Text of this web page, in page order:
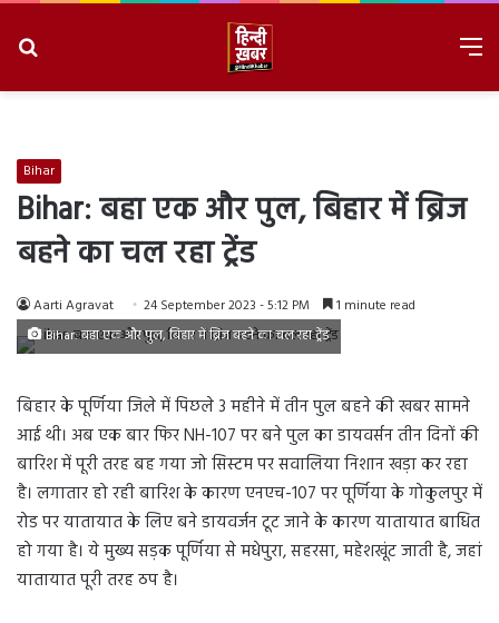
Bihar
Bihar: बहा एक और पुल, बिहार में ब्रिज
बहने का चल रहा ट्रेंड
Aarti Agravat 24 September 2023 - 5:12 PM 1 minute read
Bihar: बहा एक और पुल, बिहार में ब्रिज बहने का चल रहा ट्रेंड
बिहार के पूर्णिया जिले में पिछले 3 महीने में तीन पुल बहने की खबर सामने
आई थी। अब एक बार फिर NH-107 पर बने पुल का डायवर्सन तीन दिनों की
बारिश में पूरी तरह बह गया जो सिस्टम पर सवालिया निशान खड़ा कर रहा
है। लगातार हो रही बारिश के कारण एनएच-107 पर पूर्णिया के गोकुलपुर में
रोड पर यातायात के लिए बने डायवर्जन टूट जाने के कारण यातायात बाधित
हो गया है। ये मुख्य सड़क पूर्णिया से मधेपुरा, सहरसा, महेशखूंट जाती है, जहां
यातायात पूरी तरह ठप है।